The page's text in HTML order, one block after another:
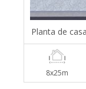
Planta de
8x25m